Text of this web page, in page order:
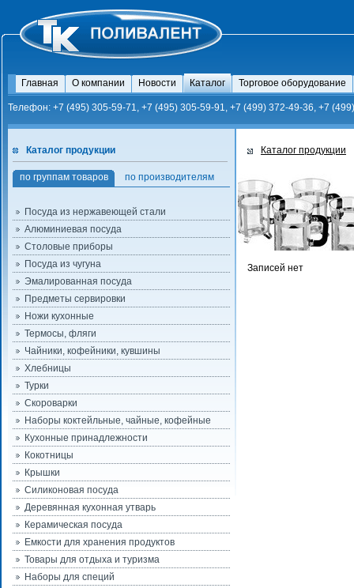
Главная О компании Новости Каталог Торговое оборудование
Телефон: +7 (495) 305-59-71, +7 (495) 305-59-91, +7 (499) 372-49-36, +7
Каталог продукции
по группам товаров по производителям
Посуда из нержавеющей стали
Алюминиевая посуда
Столовые приборы
Посуда из чугуна
Эмалированная посуда
Предметы сервировки
Ножи кухонные
Термосы, фляги
Чайники, кофейники, кувшины
Хлебницы
Турки
Скороварки
Наборы коктейльные, чайные, кофейные
Кухонные принадлежности
Кокотницы
Крышки
Силиконовая посуда
Деревянная кухонная утварь
Керамическая посуда
Емкости для хранения продуктов
Товары для отдыха и туризма
Наборы для специй
Каталог продукции
Записей нет